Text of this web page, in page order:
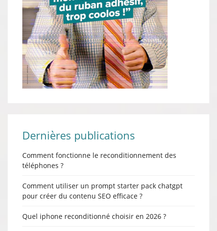
Dernières publications
Comment fonctionne le reconditionnement des
téléphones ?
Comment utiliser un prompt starter pack chatgpt
pour créer du contenu SEO efficace ?
Quel iphone reconditionné choisir en 2026 ?